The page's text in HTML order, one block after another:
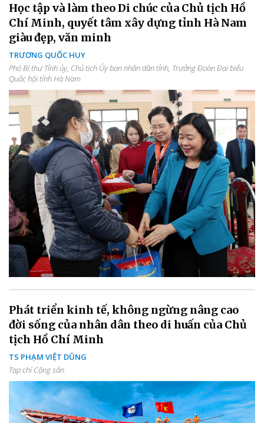
Học tập và làm theo Di chúc của Chủ tịch Hồ
Chí Minh, quyết tâm xây dựng tỉnh Hà Nam
giàu đẹp, văn minh
TRƯƠNG QUỐC HUY
Phó Bí thư Tỉnh ủy, Chủ tịch Ủy ban nhân dân tỉnh, Trưởng Đoàn Đại biểu
Quốc hội tỉnh Hà Nam
Phát triển kinh tế, không ngừng nâng cao
đời sống của nhân dân theo di huấn của Chủ
tịch Hồ Chí Minh
TS PHẠM VIỆT DŨNG
Tạp chí Cộng sản